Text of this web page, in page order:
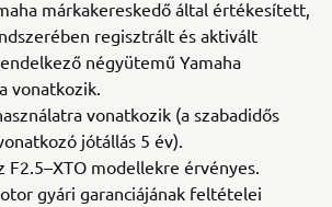
márkakereskedő által értékesített,
regisztrált és aktivált
négyütemű Yamaha
vonatkozik.
vonatkozik (a szabadidős
jótállás 5 év).
F2.5–XTO modellekre érvényes.
gyári garanciájának feltételei